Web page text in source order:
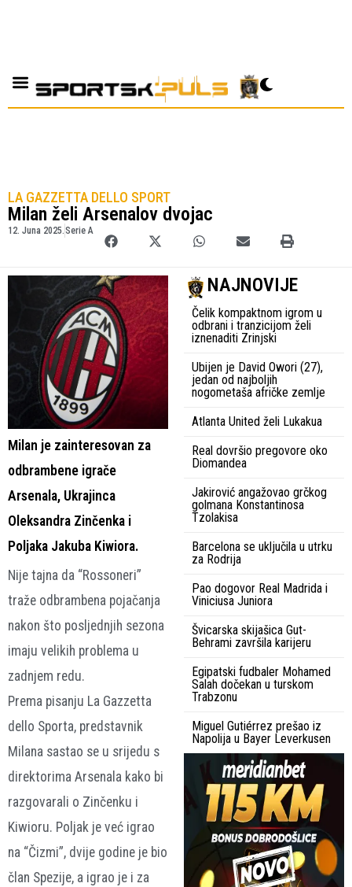
LA GAZZETTA DELLO SPORT
Milan želi Arsenalov dvojac
12. Juna 2025. Serie A
Milan je zainteresovan za
odbrambene igrače
Arsenala, Ukrajinca
Oleksandra Zinčenka i
Poljaka Jakuba Kiwiora.
Nije tajna da “Rossoneri”
traže odbrambena pojačanja
nakon što posljednjih sezona
imaju velikih problema u
zadnjem redu.
Prema pisanju La Gazzetta
dello Sporta, predstavnik
Milana sastao se u srijedu s
direktorima Arsenala kako bi
razgovarali o Zinčenku i
Kiwioru. Poljak je već igrao
na “Čizmi”, dvije godine je bio
član Spezije, a igrao je i za
NAJNOVIJE
Čelik kompaktnom igrom u
odbrani i tranzicijom želi
iznenaditi Zrinjski
Ubijen je David Owori (27),
jedan od najboljih
nogometaša afričke zemlje
Atlanta United želi Lukakua
Real dovršio pregovore oko
Diomandea
Jakirović angažovao grčkog
golmana Konstantinosa
Tzolakisa
Barcelona se uključila u utrku
za Rodrija
Pao dogovor Real Madrida i
Viniciusa Juniora
Švicarska skijašica Gut-
Behrami završila karijeru
Egipatski fudbaler Mohamed
Salah dočekan u turskom
Trabzonu
Miguel Gutiérrez prešao iz
Napolija u Bayer Leverkusen